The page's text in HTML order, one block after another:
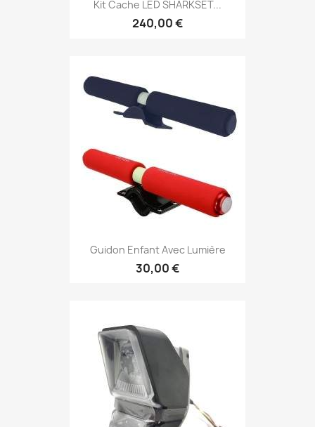
Kit Cache LED SHARKSET...
240,00 €
Guidon Enfant Avec Lumière
30,00 €